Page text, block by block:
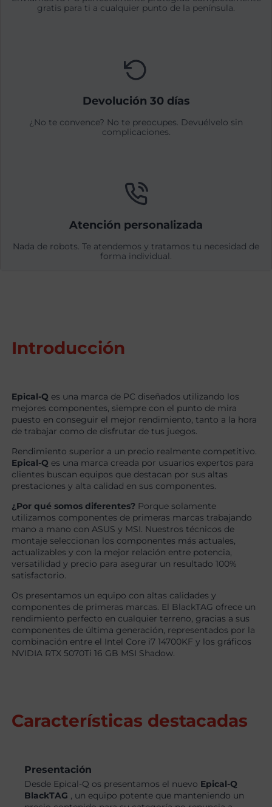
gratis para ti a cualquier punto de la península.
Devolución 30 días
¿No te convence? No te preocupes. Devuélvelo sin
complicaciones.
Atención personalizada
Nada de robots. Te atendemos y tratamos tu necesidad de
forma individual.
Introducción
Epical-Q es una marca de PC diseñados utilizando los
mejores componentes, siempre con el punto de mira
puesto en conseguir el mejor rendimiento, tanto a la hora
de trabajar como de disfrutar de tus juegos.
Rendimiento superior a un precio realmente competitivo.
Epical-Q es una marca creada por usuarios expertos para
clientes buscan equipos que destacan por sus altas
prestaciones y alta calidad en sus componentes.
¿Por qué somos diferentes? Porque solamente
utilizamos componentes de primeras marcas trabajando
mano a mano con ASUS y MSI. Nuestros técnicos de
montaje seleccionan los componentes más actuales,
actualizables y con la mejor relación entre potencia,
versatilidad y precio para asegurar un resultado 100%
satisfactorio.
Os presentamos un equipo con altas calidades y
componentes de primeras marcas. El BlackTAG ofrece un
rendimiento perfecto en cualquier terreno, gracias a sus
componentes de última generación, representados por la
combinación entre el Intel Core i7 14700KF y los gráficos
NVIDIA RTX 5070Ti 16 GB MSI Shadow.
Características destacadas
Presentación
Desde Epical-Q os presentamos el nuevo Epical-Q
BlackTAG , un equipo potente que manteniendo un